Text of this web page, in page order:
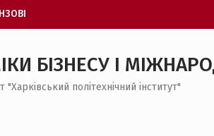
ДО
БІЗНЕСУ І
політехнічний інститут"